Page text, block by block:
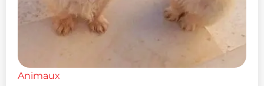
Animaux